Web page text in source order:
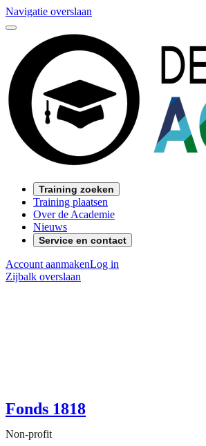
Navigatie overslaan
Training zoeken
Training plaatsen
Over de Academie
Nieuws
Service en contact
Account aanmakenLog in
Zijbalk overslaan
Fonds 1818
Non-profit